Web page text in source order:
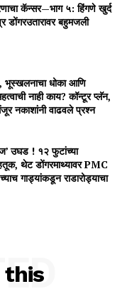
कॅन्सर—भाग ५: हिंगणे खुर्द
डोंगरउतारावर बहुमजली
भूस्खलनाचा धोका आणि
नाही काय? कॉन्टूर प्लॅन,
नकाशांनी वाढवले प्रश्न
उघड ! १२ फुटांच्या
थेट डोंगरमाथ्यावर PMC
गाड्यांकडून राडारोड्याचा
this